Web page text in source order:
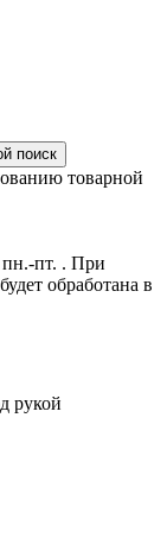
товарной
пт. . При
обработана в
рукой